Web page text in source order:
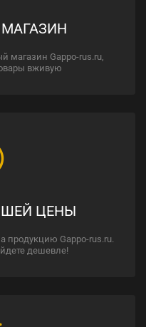
магазин Gappo-rus.ru,
вживую
ЦЕНЫ
продукцию Gappo-rus.ru.
дешевле!